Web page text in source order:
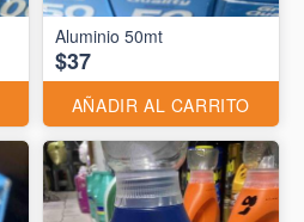
Aluminio 50mt
$37
AÑADIR AL CARRITO